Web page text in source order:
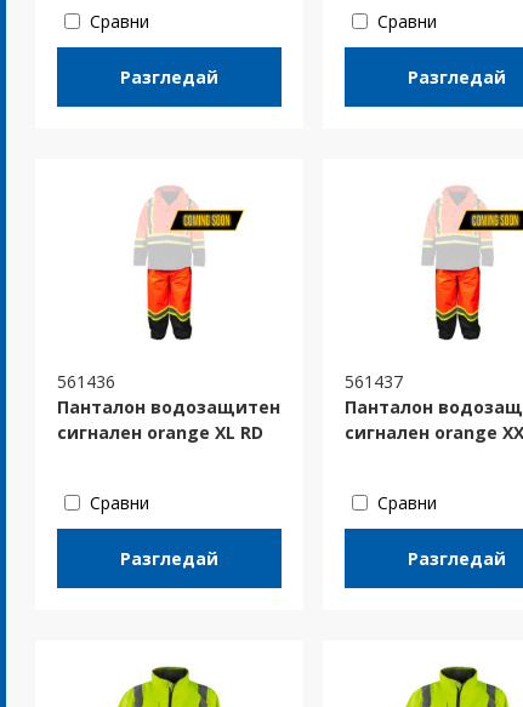
Сравни
Разгледай
Сравни
Разгледай
561436
Панталон водозащитен
сигнален orange XL RD
Сравни
Разгледай
561437
Панталон
сигнален orange
Сравни
Разгледай